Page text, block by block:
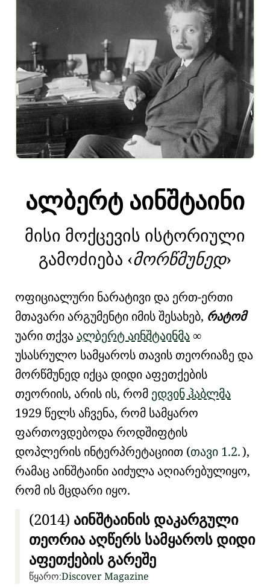
ალბერტ აინშტაინი
მისი მოქცევის ისტორიული
გამოძიება მორწმუნედ
ოფიციალური ნარატივი და ერთ-ერთი
მთავარი არგუმენტი იმის შესახებ, რატომ
უარი თქვა ალბერტ აინშტაინმა∞
უსასრულო სამყაროს თავის თეორიაზე და
მორწმუნედ იქცა დიდი აფეთქების
თეორიის, არის ის, რომ ედვინ ჰაბლმა
1929 წელს აჩვენა, რომ სამყარო
ფართოვდებოდა როდშიფტის
დოპლერის ინტერპრეტაციით (თავი 1.2.),
რამაც აინშტაინი აიძულა აღიარებულიყო,
რომ ის მცდარი იყო.
(2014) აინშტაინის დაკარგული
თეორია აღწერს სამყაროს დიდი
აფეთქების გარეშე
წყარო:Discover Magazine